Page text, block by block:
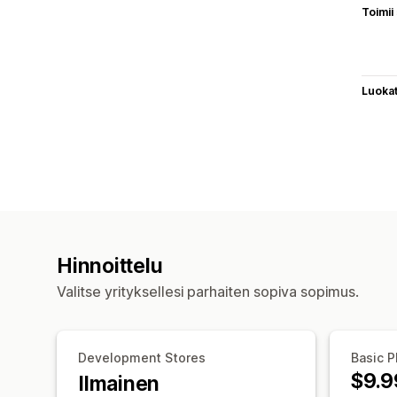
Toimii
Luokat
Hinnoittelu
Valitse yrityksellesi parhaiten sopiva sopimus.
Development Stores
Ilmainen
Basic